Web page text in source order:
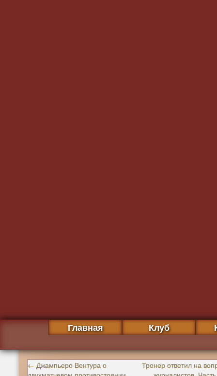
Главная Клуб
← Джампьеро Вентура о
Тренер ответил на